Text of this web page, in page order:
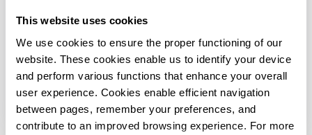
This website uses cookies
We use cookies to ensure the proper functioning of our
website. These cookies enable us to identify your device
and perform various functions that enhance your overall
user experience. Cookies enable efficient navigation
between pages, remember your preferences, and
contribute to an improved browsing experience. For more